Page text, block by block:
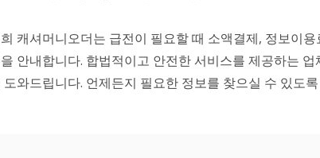
캐셔머니오더는 급전이 필요할 때 소액결제, 정보이
안내합니다. 합법적이고 안전한 서비스를 제공하는
도와드립니다. 언제든지 필요한 정보를 찾으실 수 있도